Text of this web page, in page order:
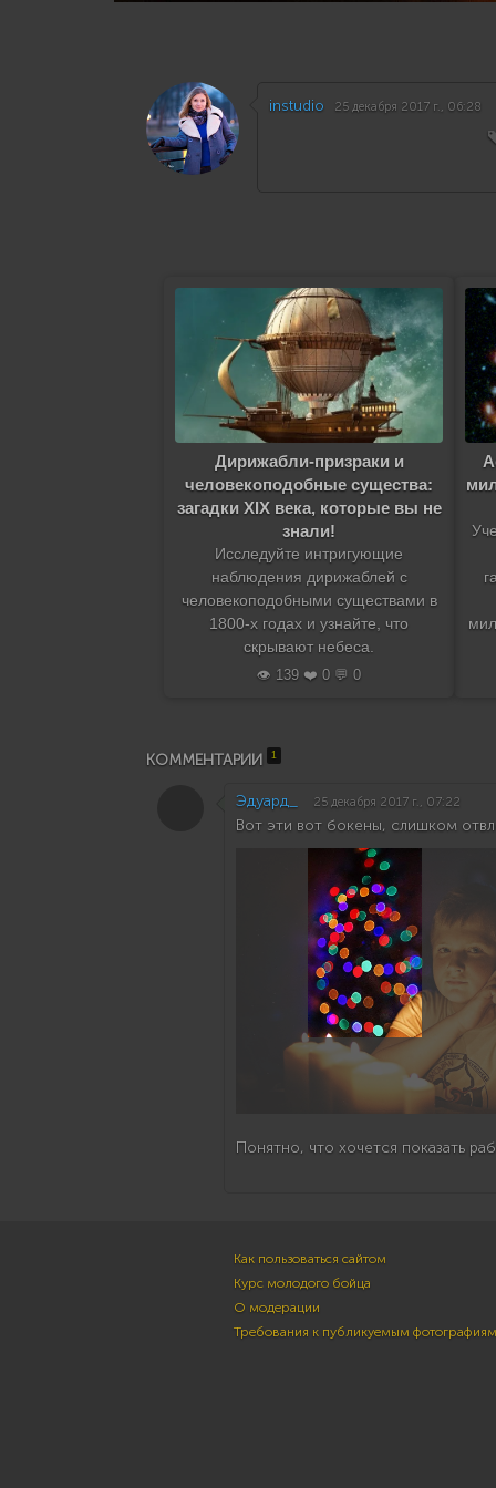
instudio 25 декабря 2017 г., 06:28
Дирижабли-призраки и
человекоподобные существа:
загадки XIX века, которые вы не
знали!
Исследуйте интригующие
наблюдения дирижаблей с
человекоподобными существами в
1800-х годах и узнайте, что
скрывают небеса.
👁️ 139 ❤️ 0 💬 0
КОММЕНТАРИИ 1
Эдуард_ 25 декабря 2017 г., 07:22
Вот эти вот бокены, слишком
Понятно, что хочется показать
Как пользоваться сайтом
Курс молодого бойца
О модерации
Требования к публикуемым фотографиям